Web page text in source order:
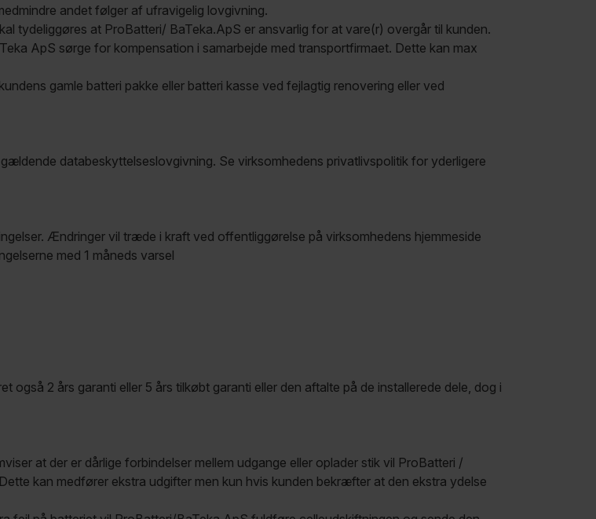
andet følger af ufravigelig lovgivning.
tydeliggøres at ProBatteri/ BaTeka.ApS er ansvarlig for at vare(r) overgår til kunden.
ApS sørge for kompensation i samarbejde med transportfirmaet. Dette kan max
gamle batteri pakke eller batteri kasse ved fejlagtig renovering eller ved
databeskyttelseslovgivning. Se virksomhedens privatlivspolitik for yderligere
Ændringer vil træde i kraft ved offentliggørelse på virksomhedens hjemmeside
med 1 måneds varsel
også 2 års garanti eller 5 års tilkøbt garanti eller den aftalte på de installerede dele, dog i
at der er dårlige forbindelser mellem udgange eller oplader stik vil ProBatteri /
kan medfører ekstra udgifter men kun hvis kunden bekræfter at den ekstra ydelse